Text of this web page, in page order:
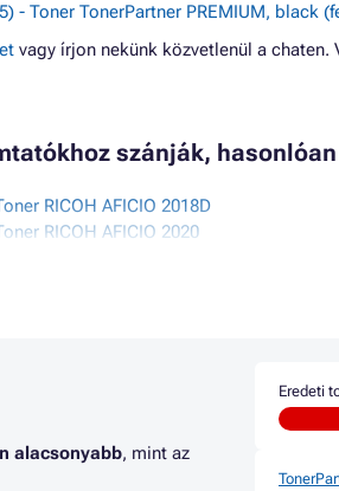
- Toner TonerPartner PREMIUM, black
vagy írjon nekünk közvetlenül a
szánják,
RICOH AFICIO 2018D
RICOH AFICIO 2020
Toner RICOH AFICIO MP1600SPF
alacsonyabb, mint az
Eredeti